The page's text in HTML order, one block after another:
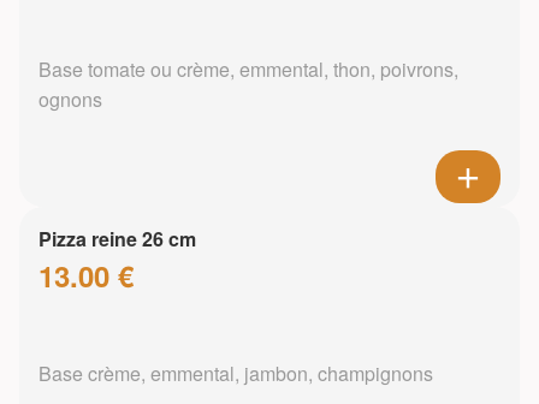
Base tomate ou crème, emmental, thon, poivrons,
ognons
Pizza reine 26 cm
13.00 €
Base crème, emmental, jambon, champignons